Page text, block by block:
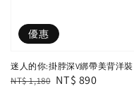
優惠
迷人的你:掛脖深V綁帶美背洋裝
Regular
NT$ 1,180 Sale
NT$ 890